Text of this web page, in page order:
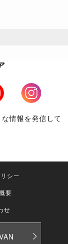
Instagram
情報を発信して
シー
要
せ